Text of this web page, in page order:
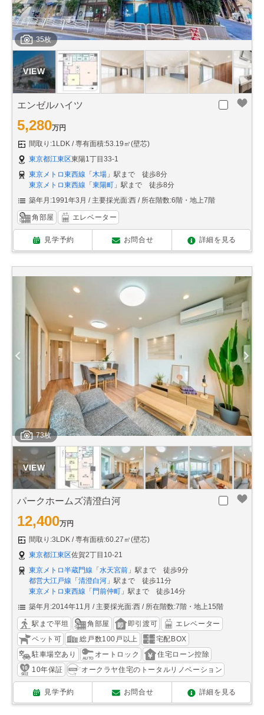
35枚
エンゼルハイツ
5,280万円
間取り:1LDK
専有面積:53.19㎡(壁芯)
東京都江東区東陽1丁目33-1
東京メトロ東西線 「木場 」駅まで 徒歩8分
東京メトロ東西線 「東陽町 」駅まで 徒歩8分
築年月:1991年3月
主要採光面:西 所在階数:6階・地上7階
角部屋 エレベーター
見学予約 お問合せ 詳細を見る
73枚
パークホームズ清澄白河
12,400万円
間取り:3LDK
専有面積:60.27㎡(壁芯)
東京都江東区佐賀2丁目10-21
東京メトロ半蔵門線 「 水天宮前 」駅まで 徒歩9分
都営大江戸線 「 清澄白河 」駅まで 徒歩11分
東京メトロ東西線 「 門前仲町 」駅まで 徒歩14分
築年月:2014年11月
主要採光面:西 所在階数:7階・地上15階
駅まで平坦 角部屋 即引渡可
エレベーター
ペット可
総戸数100戸以上
宅配BOX
駐車場空あり
オートロック
住宅ローン控除
10年保証
オークラヤ住宅のトータルリノベーション
見学予約 お問合せ 詳細を見る